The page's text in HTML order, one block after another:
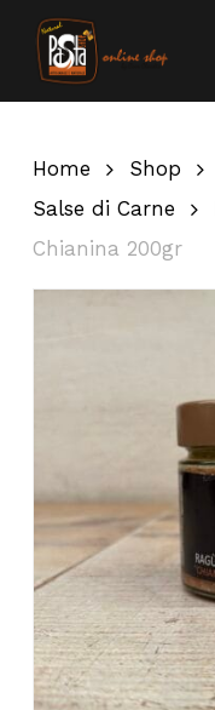
Skip
Carrello
Home Shop
Salse di Carne
Chianina 200gr